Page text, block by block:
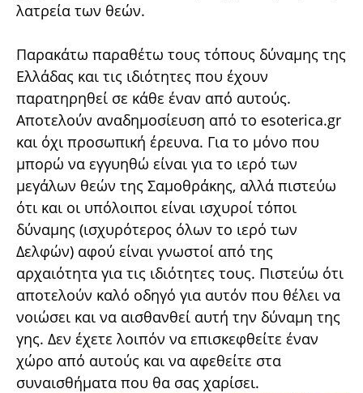
λατρεία των θεών.
Παρακάτω παραθέτω τους τόπους δύναμης της
Ελλάδας και τις ιδιότητες που έχουν
παρατηρηθεί σε κάθε έναν από αυτούς.
Αποτελούν αναδημοσίευση από το esoterica.gr
και όχι προσωπική έρευνα. Για το μόνο που
μπορώ να εγγυηθώ είναι για το ιερό των
μεγάλων θεών της Σαμοθράκης, αλλά πιστεύω
ότι και οι υπόλοιποι είναι ισχυροί τόποι
δύναμης (ισχυρότερος όλων το ιερό των
Δελφών) αφού είναι γνωστοί από της
αρχαιότητα για τις ιδιότητες τους. Πιστεύω ότι
αποτελούν καλό οδηγό για αυτόν που θέλει να
νοιώσει και να αισθανθεί αυτή την δύναμη της
γης. Δεν έχετε λοιπόν να επισκεφθείτε έναν
χώρο από αυτούς και να αφεθείτε στα
συναισθήματα που θα σας χαρίσει.